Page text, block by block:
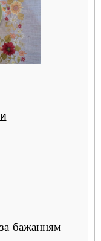
бажанням —